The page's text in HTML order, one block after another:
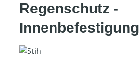
Regenschutz -
Innenbefestigung